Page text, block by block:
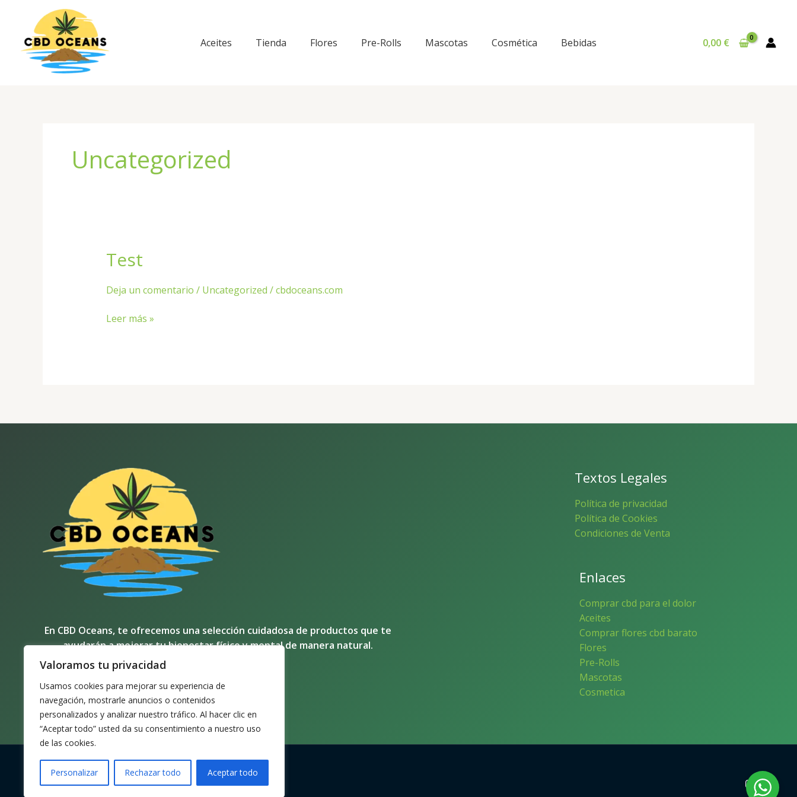
Valoramos tu privacidad
Usamos cookies para mejorar su experiencia de
navegación, mostrarle anuncios o contenidos
personalizados y analizar nuestro tráfico. Al hacer clic en
“Aceptar todo” usted da su consentimiento a nuestro uso
de las cookies.
Personalizar Rechazar todo Aceptar todo
contenido
Aceites Tienda Flores Pre-Rolls Mascotas Cosmética Bebidas 0,00 €
Uncategorized
Test
Deja un comentario / Uncategorized /cbdoceans.com
Test
Leer más »
En CBD Oceans, te ofrecemos una selección cuidadosa de productos que te
ayudarán a mejorar tu bienestar físico y mental de manera natural.
Textos Legales
Política de privacidad
Política de Cookies
Condiciones de Venta
Enlaces
Comprar cbd para el dolor
Aceites
Comprar flores cbd barato
Flores
Pre-Rolls
Mascotas
Cosmetica
Copyright © 2026 | CBD Oceans Store